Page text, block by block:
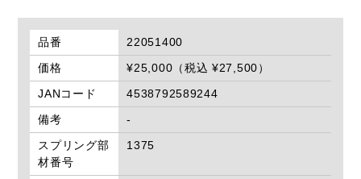
品番
22051400
価格
¥25,000（税込 ¥27,500）
JANコード
4538792589244
備考
-
スプリング部
材番号
1375